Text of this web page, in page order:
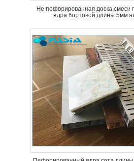
Не пефорированная доска смеси
ядра бортовой длины 5мм